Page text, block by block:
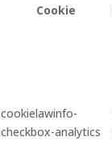
Cookie
cookielawinfo-
checkbox-analytics